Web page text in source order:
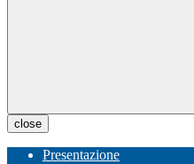
close
Presentazione